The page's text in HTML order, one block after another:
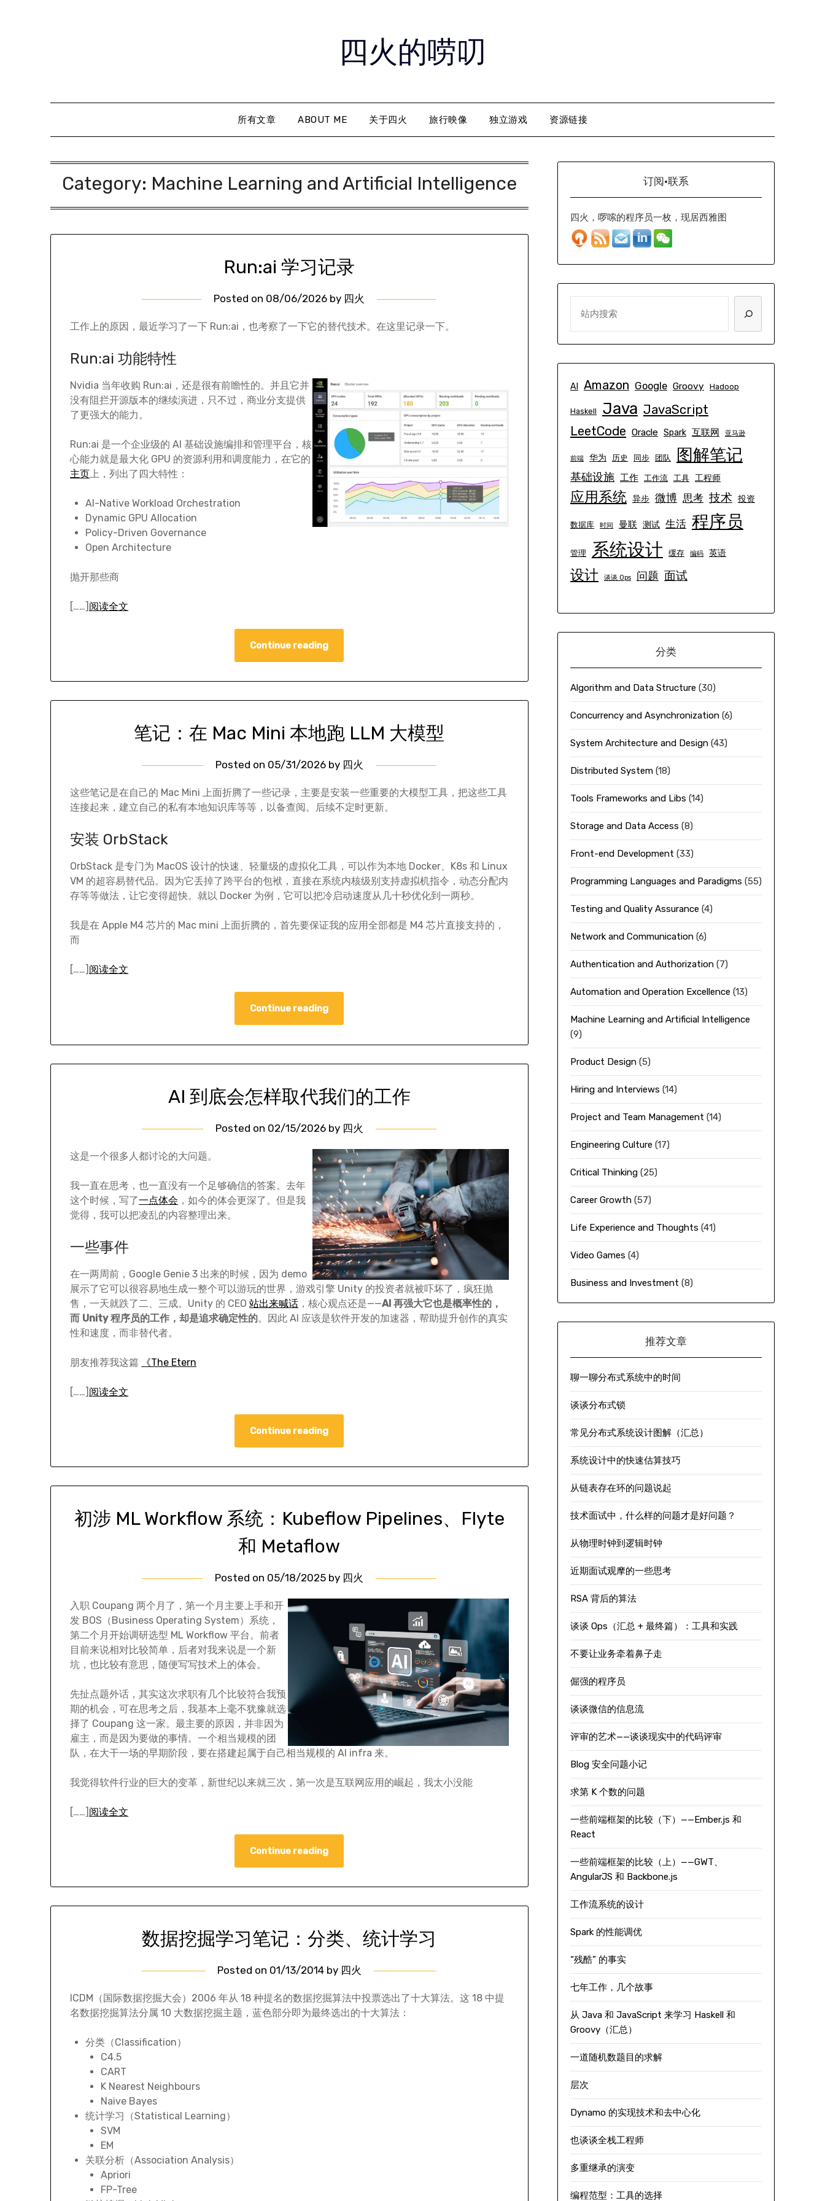
四火的唠叨
所有文章 ABOUT ME 关于四火 旅行映像 独立游戏 资源链接
Category: Machine Learning and Artificial Intelligence
Run:ai 学习记录
Posted on 08/06/2026 by 四火
工作上的原因，最近学习了一下 Run:ai，也考察了一下它的替代技术。在这里记录一下。
Run:ai 功能特性
Nvidia 当年收购 Run:ai，还是很有前瞻性的。并且它并
没有阻拦开源版本的继续演进，只不过，商业分支提供
了更强大的能力。
Run:ai 是一个企业级的 AI 基础设施编排和管理平台，核
心能力就是最大化 GPU 的资源利用和调度能力，在它的
主页上，列出了四大特性：
AI-Native Workload Orchestration
Dynamic GPU Allocation
Policy-Driven Governance
Open Architecture
抛开那些商
[……] 阅读全文
Continue reading
笔记：在 Mac Mini 本地跑 LLM 大模型
Posted on 05/31/2026by 四火
这些笔记是在自己的 Mac Mini 上面折腾了一些记录，主要是安装一些重要的大模型工具，把这些工具
连接起来，建立自己的私有本地知识库等等，以备查阅。后续不定时更新。
安装 OrbStack
OrbStack 是专门为 MacOS 设计的快速、轻量级的虚拟化工具，可以作为本地 Docker、K8s 和 Linux
VM 的超容易替代品。因为它丢掉了跨平台的包袱，直接在系统内核级别支持虚拟机指令，动态分配内
存等等做法，让它变得超快。就以 Docker 为例，它可以把冷启动速度从几十秒优化到一两秒。
我是在 Apple M4 芯片的 Mac mini 上面折腾的，首先要保证我的应用全部都是 M4 芯片直接支持的，
而
[……] 阅读全文
Continue reading
AI 到底会怎样取代我们的工作
Posted on 02/15/2026by 四火
这是一个很多人都讨论的大问题。
我一直在思考，也一直没有一个足够确信的答案。去年
这个时候，写了一点体会 ，如今的体会更深了。但是我
觉得，我可以把凌乱的内容整理出来。
一些事件
在一两周前，Google Genie 3 出来的时候，因为 demo
展示了它可以很容易地生成一整个可以游玩的世界，游戏引擎 Unity 的投资者就被吓坏了，疯狂抛
售，一天就跌了二、三成。Unity 的 CEO站出来喊话 ，核心观点还是——AI 再强大它也是概率性的，
而 Unity 程序员的工作，却是追求确定性的。因此 AI 应该是软件开发的加速器，帮助提升创作的真实
性和速度，而非替代者。
朋友推荐我这篇 《The Etern
[……] 阅读全文
Continue reading
初涉 ML Workflow 系统：Kubeflow Pipelines、Flyte
和 Metaflow
Posted on 05/18/2025 by 四火
入职 Coupang 两个月了，第一个月主要上手和开
发 BOS（Business Operating System）系统，
第二个月开始调研选型 ML Workflow 平台。前者
目前来说相对比较简单，后者对我来说是一个新
坑，也比较有意思，随便写写技术上的体会。
先扯点题外话，其实这次求职有几个比较符合我预
期的机会，可在思考之后，我基本上毫不犹豫就选
择了 Coupang 这一家。最主要的原因，并非因为
雇主，而是因为要做的事情。一个相当规模的团
队，在大干一场的早期阶段，要在搭建起属于自己相当规模的 AI infra 来。
我觉得软件行业的巨大的变革，新世纪以来就三次，第一次是互联网应用的崛起，我太小没能
[……] 阅读全文
Continue reading
数据挖掘学习笔记：分类、统计学习
Posted on 01/13/2014by 四火
ICDM（国际数据挖掘大会）2006 年从 18 种提名的数据挖掘算法中投票选出了十大算法。这 18 中提
名数据挖掘算法分属 10 大数据挖掘主题，蓝色部分即为最终选出的十大算法：
分类（Classification）
C4.5
CART
K Nearest Neighbours
Naive Bayes
统计学习（Statistical Learning）
SVM
EM
关联分析（Association Analysis）
Apriori
FP-Tree
订阅·联系
四火，啰嗦的程序员一枚，现居西雅图
AI Amazon Google Groovy Hadoop
Haskell Java JavaScript
LeetCode Oracle Spark 互联网 亚马逊
前端 华为 历史 同步 团队 图解笔记
基础设施 工作 工作流 工具 工程师
应用系统 异步 微博 思考 技术 投资
数据库 时间 曼联 测试 生活 程序员
管理 系统设计 缓存 编码 英语
设计 谈谈 Ops 问题 面试
分类
Algorithm and Data Structure (30)
Concurrency and Asynchronization(6)
System Architecture and Design(43)
Distributed System(18)
Tools Frameworks and Libs (14)
Storage and Data Access (8)
Front-end Development (33)
Programming Languages and Paradigms (55)
Testing and Quality Assurance (4)
Network and Communication(6)
Authentication and Authorization(7)
Automation and Operation Excellence (13)
Machine Learning and Artificial Intelligence
(9)
Product Design(5)
Hiring and Interviews (14)
Project and Team Management (14)
Engineering Culture (17)
Critical Thinking(25)
Career Growth(57)
Life Experience and Thoughts (41)
Video Games (4)
Business and Investment (8)
推荐文章
聊一聊分布式系统中的时间
谈谈分布式锁
常见分布式系统设计图解（汇总）
系统设计中的快速估算技巧
从链表存在环的问题说起
技术面试中，什么样的问题才是好问题？
从物理时钟到逻辑时钟
近期面试观摩的一些思考
RSA 背后的算法
谈谈 Ops（汇总 + 最终篇）：工具和实践
不要让业务牵着鼻子走
倔强的程序员
谈谈微信的信息流
评审的艺术——谈谈现实中的代码评审
Blog 安全问题小记
求第 K 个数的问题
一些前端框架的比较（下）——Ember.js 和
React
一些前端框架的比较（上）——GWT、
AngularJS 和 Backbone.js
工作流系统的设计
Spark 的性能调优
“残酷” 的事实
七年工作，几个故事
从 Java 和 JavaScript 来学习 Haskell 和
Groovy（汇总）
一道随机数题目的求解
层次
Dynamo 的实现技术和去中心化
也谈谈全栈工程师
多重继承的演变
编程范型：工具的选择